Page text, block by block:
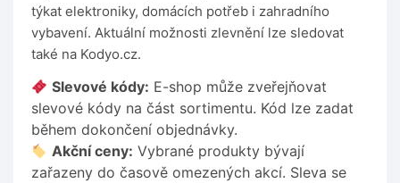
týkat elektroniky, domácích potřeb i zahradního
vybavení. Aktuální možnosti zlevnění lze sledovat
také na Kodyo.cz.
Slevové kódy: E-shop může zveřejňovat
slevové kódy na část sortimentu. Kód lze zadat
během dokončení objednávky.
Akční ceny: Vybrané produkty bývají
zařazeny do časově omezených akcí. Sleva se